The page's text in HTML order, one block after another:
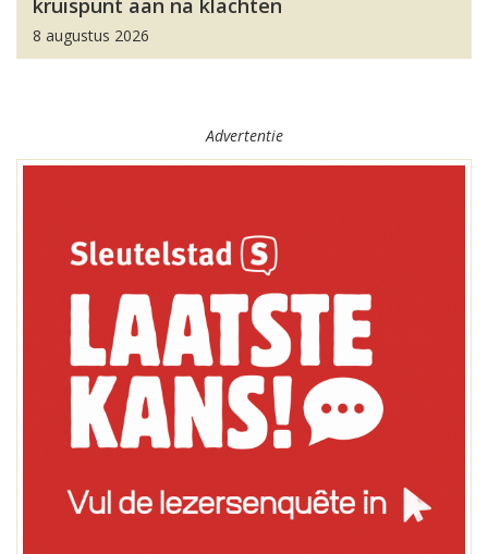
kruispunt aan na klachten
8 augustus 2026
Advertentie